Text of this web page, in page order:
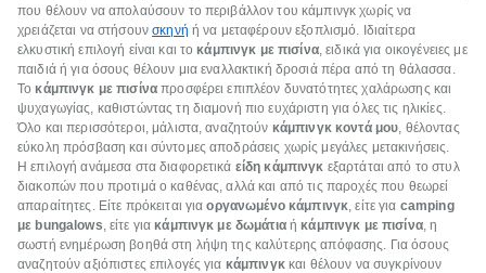
που θέλουν να απολαύσουν το περιβάλλον του κάμπινγκ χωρίς να
χρειάζεται να στήσουνσκηνή ή να μεταφέρουν εξοπλισμό. Ιδιαίτερα
ελκυστική επιλογή είναι και το κάμπινγκ με πισίνα, ειδικά για οικογένειες με
παιδιά ή για όσους θέλουν μια εναλλακτική δροσιά πέρα από τη θάλασσα.
Το κάμπινγκ με πισίναπροσφέρει επιπλέον δυνατότητες χαλάρωσης και
ψυχαγωγίας, καθιστώντας τη διαμονή πιο ευχάριστη για όλες τις ηλικίες.
Όλο και περισσότεροι, μάλιστα, αναζητούν κάμπινγκ κοντά μου, θέλοντας
εύκολη πρόσβαση και σύντομες αποδράσεις χωρίς μεγάλες μετακινήσεις.
Η επιλογή ανάμεσα στα διαφορετικά είδη κάμπινγκ εξαρτάται από το στυλ
διακοπών που προτιμά ο καθένας, αλλά και από τις παροχές που θεωρεί
απαραίτητες. Είτε πρόκειται γιαοργανωμένο κάμπινγκ, είτε για camping
με bungalows, είτε για κάμπινγκ με δωμάτιαή κάμπινγκ με πισίνα, η
σωστή ενημέρωση βοηθά στη λήψη της καλύτερης απόφασης. Για όσους
αναζητούν αξιόπιστες επιλογές για κάμπινγκκαι θέλουν να συγκρίνουν